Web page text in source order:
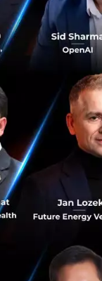
คยน้ำหนักขึ้นจน
ได้ขนาดนั้นใช้
ทั้งหมด แต่สิ่งที่
น้อยกว่าอายุจริง
สดชื่นขึ้นด้วย
ลุ่ม NCDs ไม่ว่า
ะต้นทางของทุก